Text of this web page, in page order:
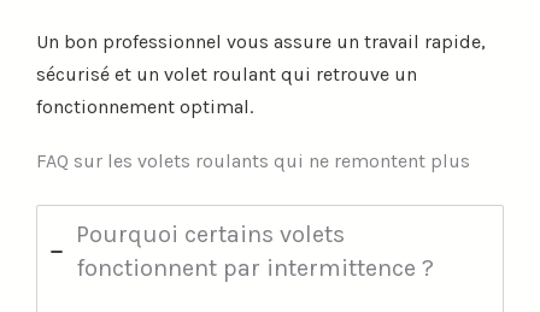
Un bon professionnel vous assure un travail rapide,
sécurisé et un volet roulant qui retrouve un
fonctionnement optimal.
FAQ sur les volets roulants qui ne remontent plus
Pourquoi certains volets
fonctionnent par intermittence ?